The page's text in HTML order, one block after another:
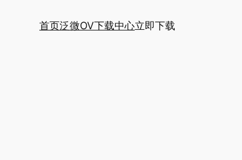
首页泛微OV下载中心立即下载